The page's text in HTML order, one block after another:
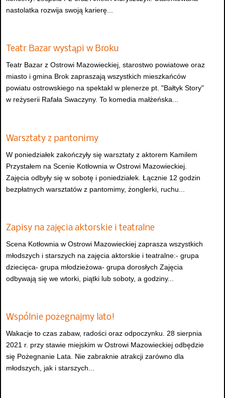
nastolatka rozwija swoją karierę...
Teatr Bazar wystąpi w Broku
Teatr Bazar z Ostrowi Mazowieckiej, starostwo powiatowe oraz
miasto i gmina Brok zapraszają wszystkich mieszkańców
powiatu ostrowskiego na spektakl w plenerze pt. "Bałtyk Story"
w reżyserii Rafała Swaczyny. To komedia małżeńska...
Warsztaty z pantonimy
W poniedziałek zakończyły się warsztaty z aktorem Kamilem
Przystałem na Scenie Kotłownia w Ostrowi Mazowieckiej.
Zajęcia odbyły się w sobotę i poniedziałek. Łącznie 12 godzin
bezpłatnych warsztatów z pantomimy, żonglerki, ruchu...
Zapisy na zajęcia aktorskie i teatralne
Scena Kotłownia w Ostrowi Mazowieckiej zaprasza wszystkich
młodszych i starszych na zajęcia aktorskie i teatralne:- grupa
dziecięca- grupa młodzieżowa- grupa dorosłych Zajęcia
odbywają się we wtorki, piątki lub soboty, a godziny...
Wspólnie pożegnajmy lato!
Wakacje to czas zabaw, radości oraz odpoczynku. 28 sierpnia
2021 r. przy stawie miejskim w Ostrowi Mazowieckiej odbędzie
się Pożegnanie Lata. Nie zabraknie atrakcji zarówno dla
młodszych, jak i starszych...